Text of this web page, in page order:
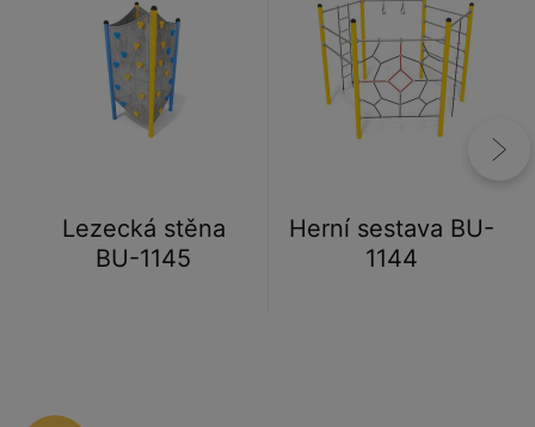
Lezecká stěna
BU-1145
Herní sestava BU-
1144